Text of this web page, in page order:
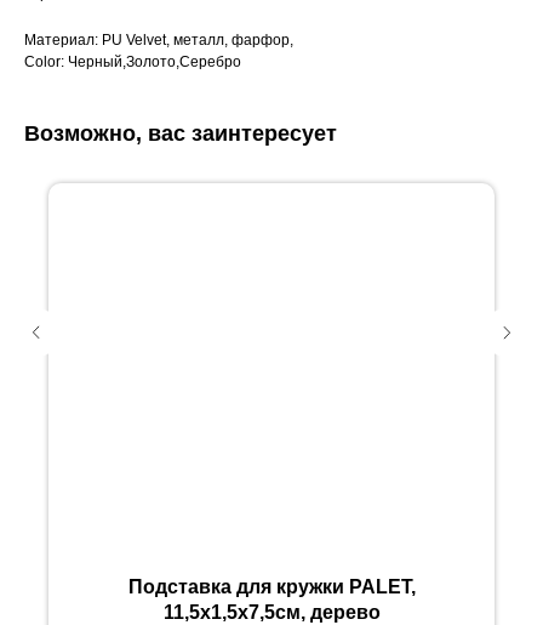
Материал: PU Velvet, металл, фарфор,
Color: Черный,Золото,Серебро
Возможно, вас заинтересует
Подставка для кружки PALET,
11,5х1,5х7,5см, дерево